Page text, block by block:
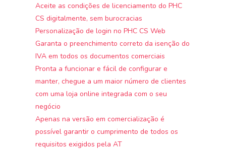
Aceite as condições de licenciamento do PHC
CS digitalmente, sem burocracias
Personalização de login no PHC CS Web
Garanta o preenchimento correto da isenção do
IVA em todos os documentos comerciais
Pronta a funcionar e fácil de configurar e
manter, chegue a um maior número de clientes
com uma loja online integrada com o seu
negócio
Apenas na versão em comercialização é
possível garantir o cumprimento de todos os
requisitos exigidos pela AT